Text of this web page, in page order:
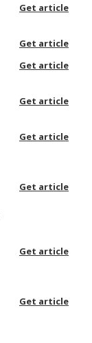
Get article
Get article
Get article
Get article
Get article
Get article
Get article
Get article